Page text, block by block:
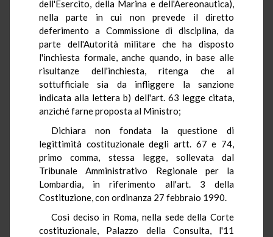
dell'Esercito, della Marina e dell'Aereonautica),
nella parte in cui non prevede il diretto
deferimento a Commissione di disciplina, da
parte dell'Autorità militare che ha disposto
l'inchiesta formale, anche quando, in base alle
risultanze dell'inchiesta, ritenga che al
sottufficiale sia da infliggere la sanzione
indicata alla lettera b) dell'art. 63 legge citata,
anziché farne proposta al Ministro;
Dichiara non fondata la questione di
legittimità costituzionale degli artt. 67 e 74,
primo comma, stessa legge, sollevata dal
Tribunale Amministrativo Regionale per la
Lombardia, in riferimento all'art. 3 della
Costituzione, con ordinanza 27 febbraio 1990.
Così deciso in Roma, nella sede della Corte
costituzionale, Palazzo della Consulta, l'11